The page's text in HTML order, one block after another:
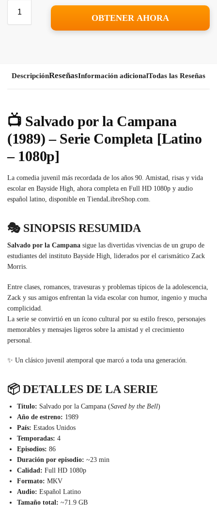
OBTENER AHORA
Descripción Información adicionalTodas las Reseñas
📺 Salvado por la Campana
(1989) – Serie Completa [Latino
– 1080p]
La comedia juvenil más recordada de los años 90. Amistad, risas y vida
escolar en Bayside High, ahora completa en Full HD 1080p y audio
español latino, disponible en TiendaLibreShop.com.
🎭 SINOPSIS RESUMIDA
Salvado por la Campana sigue las divertidas vivencias de un grupo de
estudiantes del instituto Bayside High, liderados por el carismático Zack
Morris.
Entre clases, romances, travesuras y problemas típicos de la adolescencia,
Zack y sus amigos enfrentan la vida escolar con humor, ingenio y mucha
complicidad.
La serie se convirtió en un ícono cultural por su estilo fresco, personajes
memorables y mensajes ligeros sobre la amistad y el crecimiento
personal.
✨ Un clásico juvenil atemporal que marcó a toda una generación.
📦 DETALLES DE LA SERIE
Título: Salvado por la Campana (Saved by the Bell)
Año de estreno: 1989
País: Estados Unidos
Temporadas: 4
Episodios: 86
Duración por episodio: ~23 min
Calidad: Full HD 1080p
Formato: MKV
Audio: Español Latino
Tamaño total: ~71.9 GB